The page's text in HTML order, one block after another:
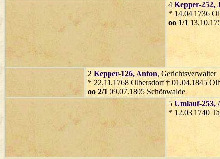
4 Kepper-252,
* 14.04.1736
oo 1/1
2 Kepper-126, Anton, Gerichtsverwalter
* 22.11.1768 Olbersdorf † 01.04.1845
oo 2/1 09.07.1805 Schönwalde
5 Umlauf-253,
* 12.03.1740